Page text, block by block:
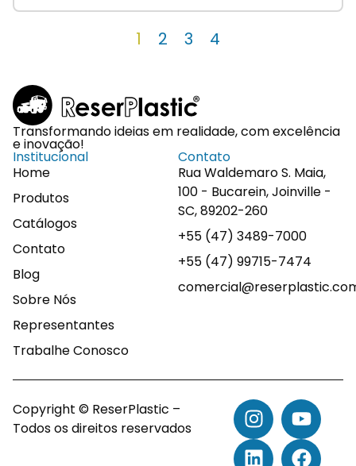
1 2 3 4
Transformando ideias em realidade, com excelência
e inovação!
Institucional
Home
Produtos
Catálogos
Contato
Blog
Sobre Nós
Representantes
Trabalhe Conosco
Contato
Rua Waldemaro S. Maia,
100 - Bucarein, Joinville -
SC, 89202-260
+55 (47) 3489-7000
+55 (47) 99715-7474
Copyright © ReserPlastic –
Todos os direitos reservados